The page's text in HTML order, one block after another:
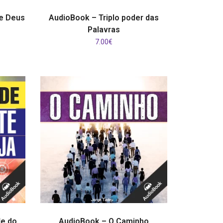
Deus ADICIONAR
AudioBook – Triplo poder das
Palavras
7.00€
do
ADICIONAR
AudioBook – O Caminho